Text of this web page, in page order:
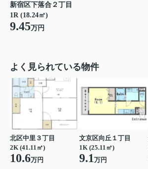
新宿区下落合２丁目
1R (18.24㎡)
9.45万円
よく見られている物件
北区中里３丁目
2K (41.11㎡)
10.6万円
文京区向丘１丁目
1K (25.11㎡)
9.1万円